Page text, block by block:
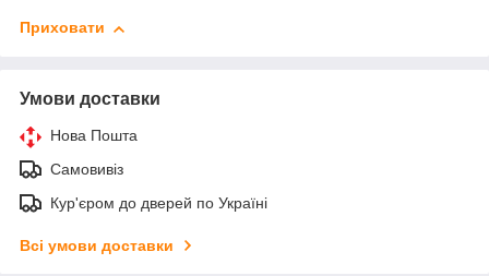
Приховати
Умови доставки
Нова Пошта
Самовивіз
Кур'єром до дверей по Україні
Всі умови доставки